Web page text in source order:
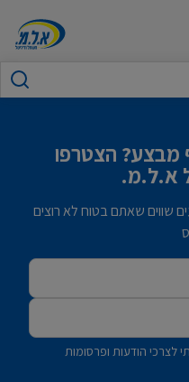
מבצע? הצטרפו
א.ל.מ.
שווים שאתם בטוח לא רוצים
הודעות ופרסומות